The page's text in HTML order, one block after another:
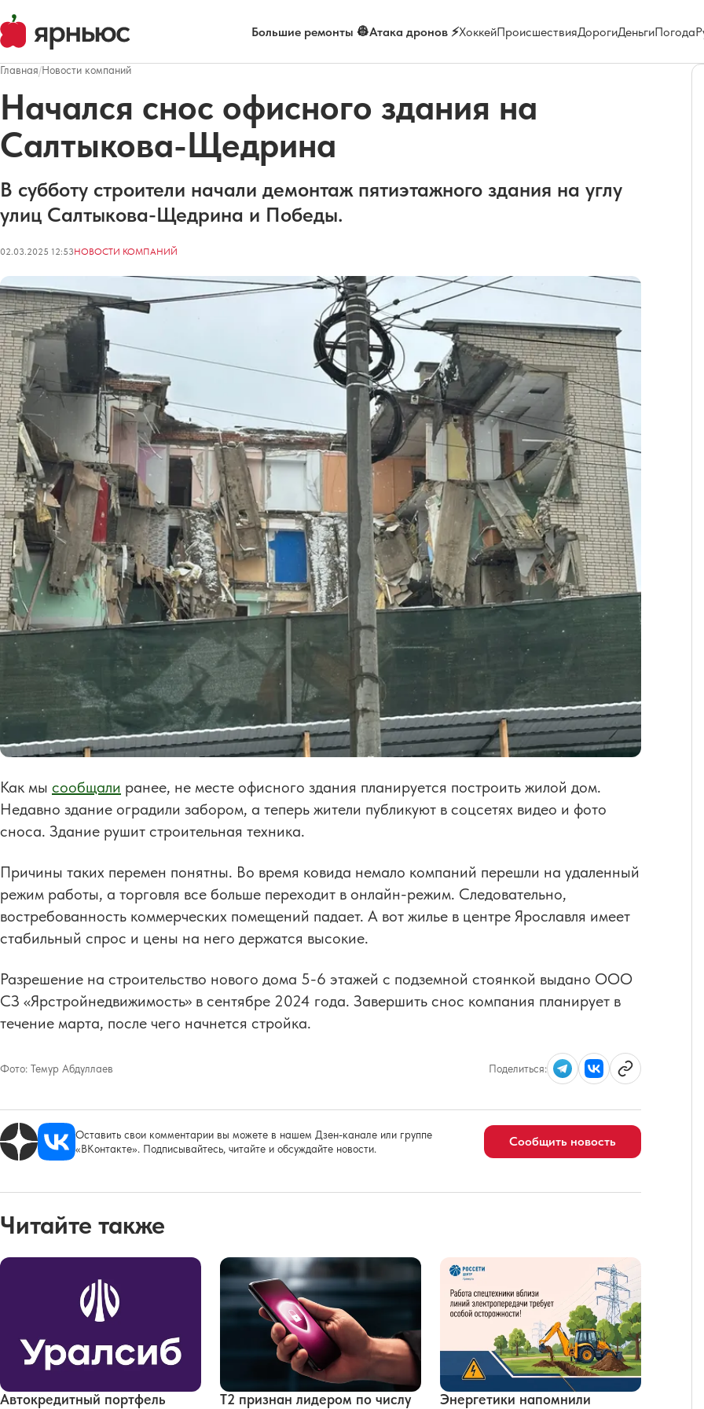
Большие ремонты 👷Атака дронов ⚡ХоккейПроисшествияДорогиДеньгиПогода
Главная/Новости компаний
Начался снос офисного здания на
Салтыкова-Щедрина
В субботу строители начали демонтаж пятиэтажного здания на углу
улиц Салтыкова-Щедрина и Победы.
02.03.2025 12:53НОВОСТИ КОМПАНИЙ
Как мы сообщали ранее, не месте офисного здания планируется построить жилой дом.
Недавно здание оградили забором, а теперь жители публикуют в соцсетях видео и фото
сноса. Здание рушит строительная техника.
Причины таких перемен понятны. Во время ковида немало компаний перешли на удаленный
режим работы, а торговля все больше переходит в онлайн-режим. Следовательно,
востребованность коммерческих помещений падает. А вот жилье в центре Ярославля имеет
стабильный спрос и цены на него держатся высокие.
Разрешение на строительство нового дома 5-6 этажей с подземной стоянкой выдано ООО
СЗ «Ярстройнедвижимость» в сентябре 2024 года. Завершить снос компания планирует в
течение марта, после чего начнется стройка.
Фото: Темур Абдуллаев Поделиться:
Оставить свои комментарии вы можете в нашем Дзен-канале или группе
«ВКонтакте». Подписывайтесь, читайте и обсуждайте новости.
Сообщить новость
Читайте также
Автокредитный портфель
Т2 признан лидером по числу
Энергетики напомнили